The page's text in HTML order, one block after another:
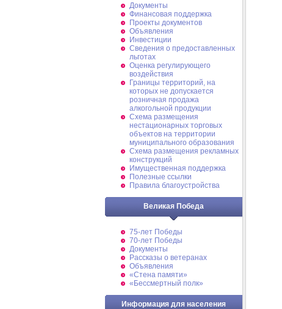
Документы
Финансовая поддержка
Проекты документов
Объявления
Инвестиции
Сведения о предоставленных
льготах
Оценка регулирующего
воздействия
Границы территорий, на
которых не допускается
розничная продажа
алкогольной продукции
Схема размещения
нестационарных торговых
объектов на территории
муниципального образования
Схема размещения рекламных
конструкций
Имущественная поддержка
Полезные ссылки
Правила благоустройства
Великая Победа
75-лет Победы
70-лет Победы
Документы
Рассказы о ветеранах
Объявления
«Стена памяти»
«Бессмертный полк»
Информация для населения